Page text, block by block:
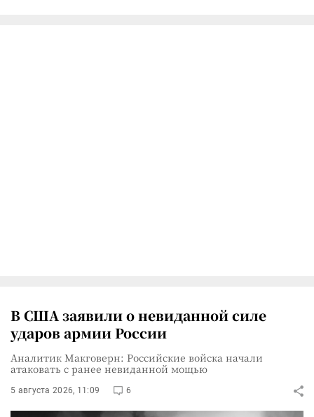
В США заявили о невиданной силе
ударов армии России
Аналитик Макговерн: Российские войска начали
атаковать с ранее невиданной мощью
5 августа 2026, 11:09 6